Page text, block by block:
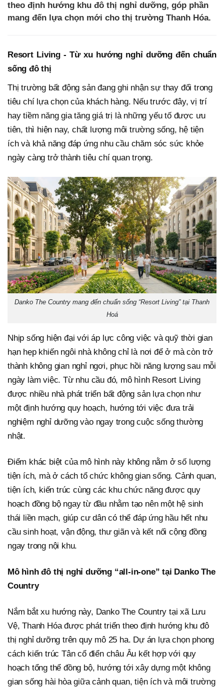
theo định hướng khu đô thị nghỉ dưỡng, góp phần
mang đến lựa chọn mới cho thị trường Thanh Hóa.
Resort Living - Từ xu hướng nghỉ dưỡng đến chuẩn
sống đô thị
Thị trường bất động sản đang ghi nhận sự thay đổi trong
tiêu chí lựa chọn của khách hàng. Nếu trước đây, vị trí
hay tiềm năng gia tăng giá trị là những yếu tố được ưu
tiên, thì hiện nay, chất lượng môi trường sống, hệ tiện
ích và khả năng đáp ứng nhu cầu chăm sóc sức khỏe
ngày càng trở thành tiêu chí quan trọng.
Danko The Country mang đến chuẩn sống “Resort Living” tại Thanh
Hoá
Nhịp sống hiện đại với áp lực công việc và quỹ thời gian
hạn hẹp khiến ngôi nhà không chỉ là nơi để ở mà còn trở
thành không gian nghỉ ngơi, phục hồi năng lượng sau mỗi
ngày làm việc. Từ nhu cầu đó, mô hình Resort Living
được nhiều nhà phát triển bất động sản lựa chọn như
một định hướng quy hoạch, hướng tới việc đưa trải
nghiệm nghỉ dưỡng vào ngay trong cuộc sống thường
nhật.
Điểm khác biệt của mô hình này không nằm ở số lượng
tiện ích, mà ở cách tổ chức không gian sống. Cảnh quan,
tiện ích, kiến trúc cùng các khu chức năng được quy
hoạch đồng bộ ngay từ đầu nhằm tạo nên một hệ sinh
thái liền mạch, giúp cư dân có thể đáp ứng hầu hết nhu
cầu sinh hoạt, vận động, thư giãn và kết nối cộng đồng
ngay trong nội khu.
Mô hình đô thị nghỉ dưỡng “all-in-one” tại Danko The
Country
Nắm bắt xu hướng này, Danko The Country tại xã Lưu
Vệ, Thanh Hóa được phát triển theo định hướng khu đô
thị nghỉ dưỡng trên quy mô 25 ha. Dự án lựa chọn phong
cách kiến trúc Tân cổ điển châu Âu kết hợp với quy
hoạch tổng thể đồng bộ, hướng tới xây dựng một không
gian sống hài hòa giữa cảnh quan, tiện ích và môi trường